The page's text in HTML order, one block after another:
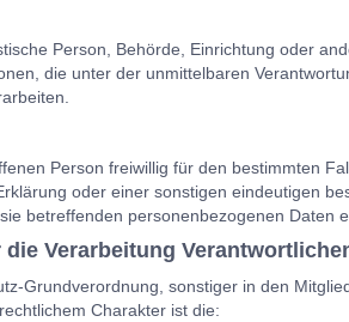
Person, Behörde, Einrichtung oder
die unter der unmittelbaren
Person freiwillig für den bestimmten
oder einer sonstigen eindeutigen
betreffenden personenbezogenen Daten
Verarbeitung
Grundverordnung, sonstiger in den
Charakter ist die: